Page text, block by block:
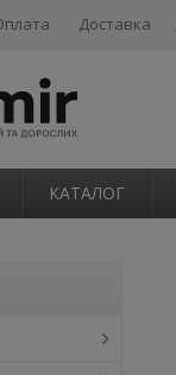
Доставка
КАТАЛОГ